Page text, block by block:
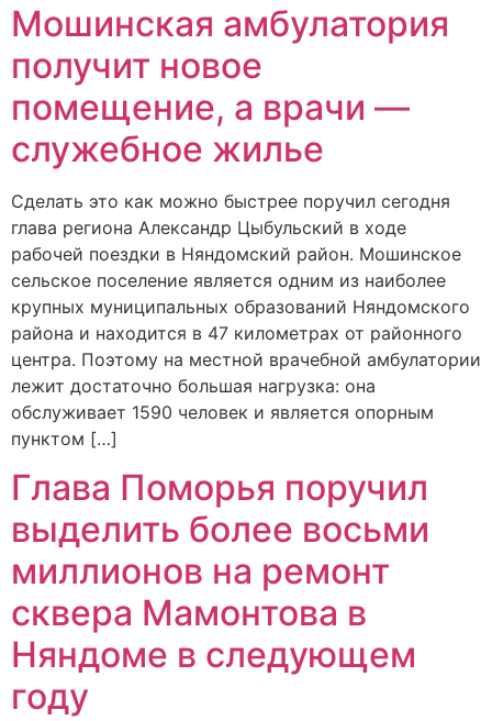
Мошинская амбулатория
получит новое
помещение, а врачи —
служебное жилье
Сделать это как можно быстрее поручил сегодня
глава региона Александр Цыбульский в ходе
рабочей поездки в Няндомский район. Мошинское
сельское поселение является одним из наиболее
крупных муниципальных образований Няндомского
района и находится в 47 километрах от районного
центра. Поэтому на местной врачебной амбулатории
лежит достаточно большая нагрузка: она
обслуживает 1590 человек и является опорным
пунктом […]
Глава Поморья поручил
выделить более восьми
миллионов на ремонт
сквера Мамонтова в
Няндоме в следующем
году